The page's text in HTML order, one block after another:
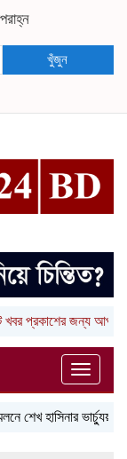
খুঁজুন
খবর প্রকাশের জন্য
Toggle
শেখ হাসিনার